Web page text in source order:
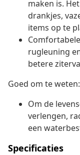
maken is.
drankjes,
items op te
rugleuning
betere
Goed om te weten:
Om de
verlengen,
een
Specificaties